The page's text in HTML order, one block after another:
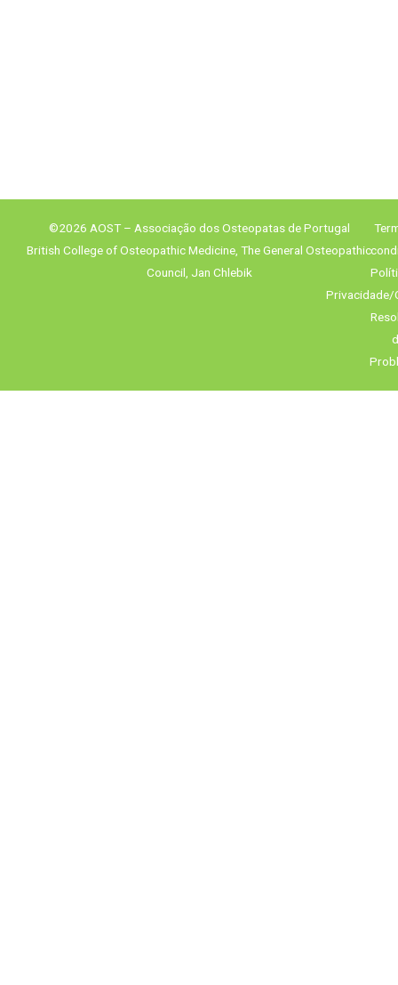
©2026 AOST – Associação dos Osteopatas de Portugal
British College of Osteopathic Medicine, The General Osteopathic
Council, Jan Chlebik
Privacidade/